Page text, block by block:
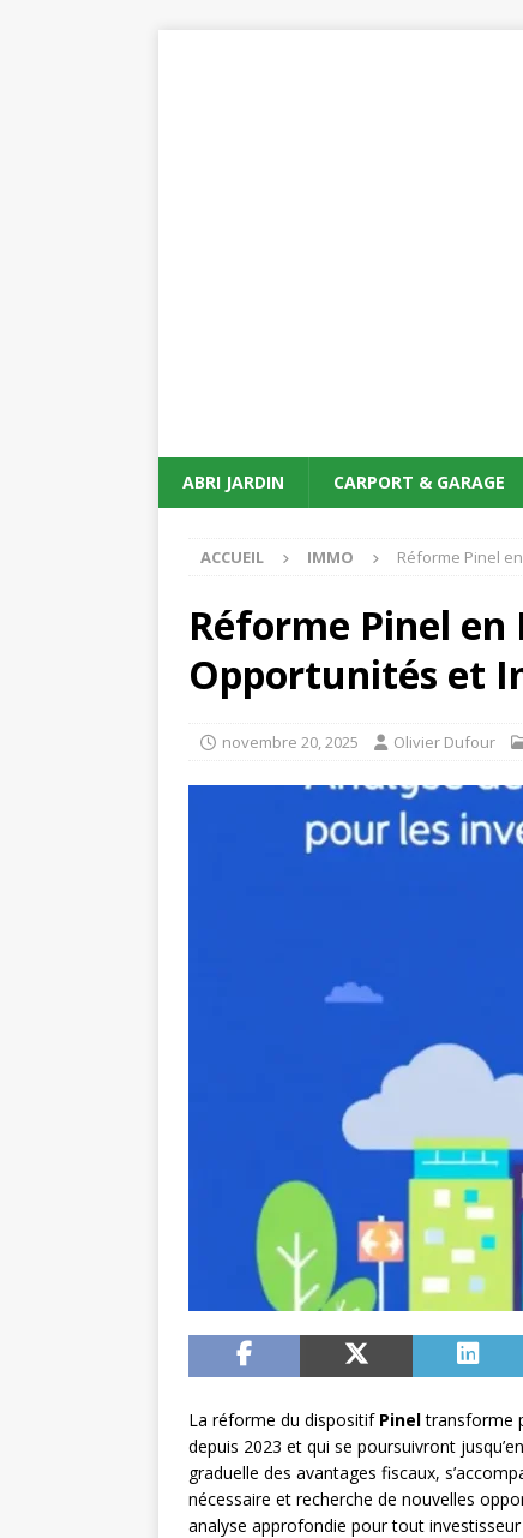
ABRI JARDIN CARPORT & GARAGE
ACCUEIL IMMO Réforme Pinel
Réforme Pinel
Opportunités et
novembre 20, 2025 Olivier Dufour
La réforme du dispositif Pineltransforme
depuis 2023 et qui se poursuivront
graduelle des avantages fiscaux,
nécessaire et recherche de nouvelles
analyse approfondie pour tout investisseur